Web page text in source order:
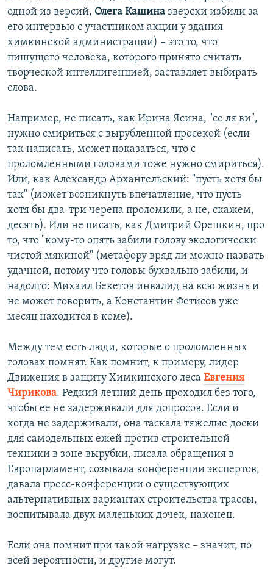
одной из версий, Олега Кашина зверски избили за
его интервью с участником акции у здания
химкинской администрации) – это то, что
пишущего человека, которого принято считать
творческой интеллигенцией, заставляет выбирать
слова.
Например, не писать, как Ирина Ясина, "се ля ви",
нужно смириться с вырубленной просекой (если
так написать, может показаться, что с
проломленными головами тоже нужно смириться).
Или, как Александр Архангельский: "пусть хотя бы
так" (может возникнуть впечатление, что пусть
хотя бы два-три черепа проломили, а не, скажем,
десять). Или не писать, как Дмитрий Орешкин, про
то, что "кому-то опять забили голову экологически
чистой мякиной" (метафору вряд ли можно назвать
удачной, потому что головы буквально забили, и
надолго: Михаил Бекетов инвалид на всю жизнь и
не может говорить, а Константин Фетисов уже
месяц находится в коме).
Между тем есть люди, которые о проломленных
головах помнят. Как помнит, к примеру, лидер
Движения в защиту Химкинского леса Евгения
Чирикова. Редкий летний день проходил без того,
чтобы ее не задерживали для допросов. Если и
когда не задерживали, она таскала тяжелые доски
для самодельных ежей против строительной
техники в зоне вырубки, писала обращения в
Европарламент, созывала конференции экспертов,
давала пресс-конференции о существующих
альтернативных вариантах строительства трассы,
воспитывала двух маленьких дочек, наконец.
Если она помнит при такой нагрузке – значит, по
всей вероятности, и другие могут.